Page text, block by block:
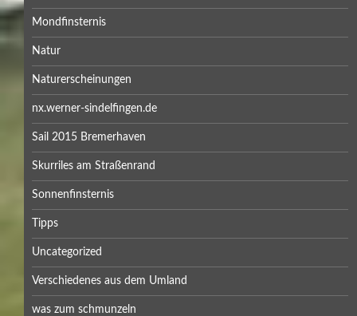
Mondfinsternis
Natur
Naturerscheinungen
nx.werner-sindelfingen.de
Sail 2015 Bremerhaven
Skurriles am Straßenrand
Sonnenfinsternis
Tipps
Uncategorized
Verschiedenes aus dem Umland
was zum schmunzeln